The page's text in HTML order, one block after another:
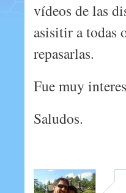
vídeos de las
asisitir a todas
repasarlas.
Fue muy
Saludos.